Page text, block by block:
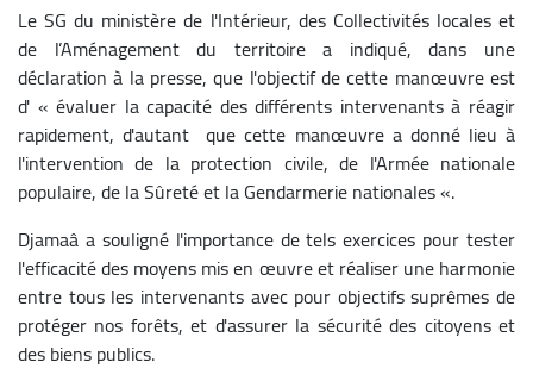
Le SG du ministère de l'Intérieur, des Collectivités locales et
de l’Aménagement du territoire a indiqué, dans une
déclaration à la presse, que l'objectif de cette manœuvre est
d' « évaluer la capacité des différents intervenants à réagir
rapidement, d'autant que cette manœuvre a donné lieu à
l'intervention de la protection civile, de l'Armée nationale
populaire, de la Sûreté et la Gendarmerie nationales «.
Djamaâ a souligné l'importance de tels exercices pour tester
l'efficacité des moyens mis en œuvre et réaliser une harmonie
entre tous les intervenants avec pour objectifs suprêmes de
protéger nos forêts, et d'assurer la sécurité des citoyens et
des biens publics.